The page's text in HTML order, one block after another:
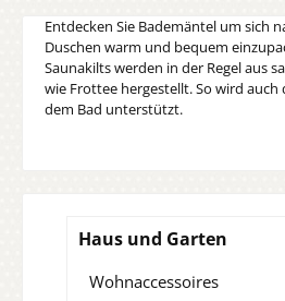
Entdecken Sie Bademäntel um sich
Duschen warm und bequem
Saunakilts werden in der Regel aus
wie Frottee hergestellt. So wird auch
dem Bad unterstützt.
Haus und Garten
Wohnaccessoires